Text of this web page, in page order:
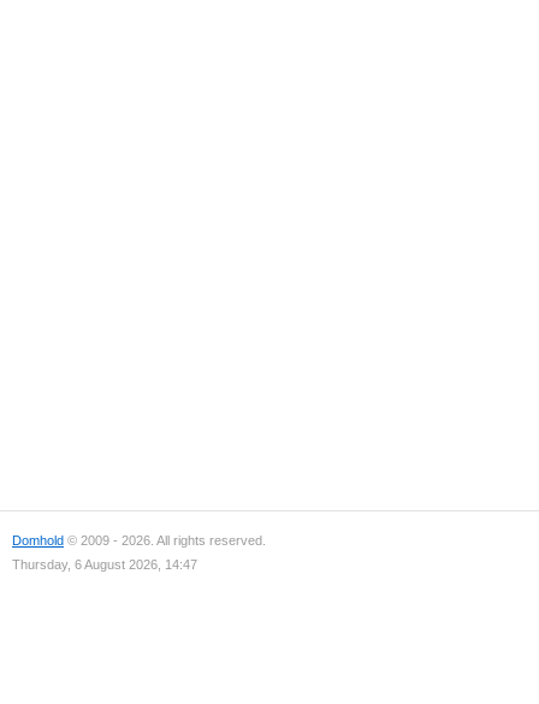
Domhold © 2009 - 2026. All rights reserved.
Thursday, 6 August 2026, 14:47